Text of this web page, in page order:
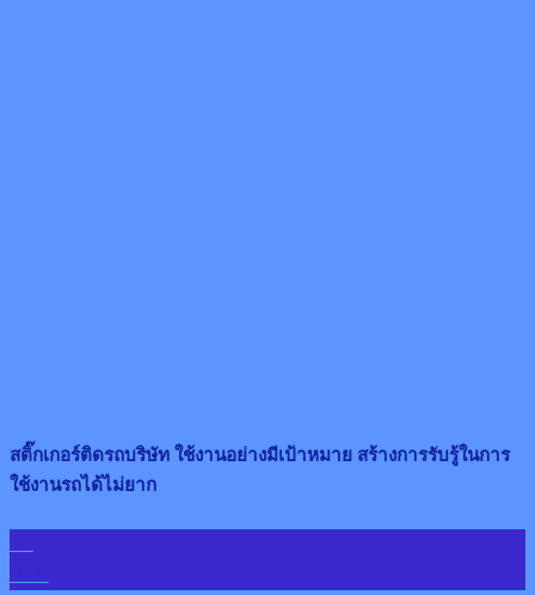
สติ๊กเกอร์ติดรถบริษัท ใช้งานอย่างมีเป้าหมาย สร้างการรับรู้ในการ
ใช้งานรถได้ไม่ยาก